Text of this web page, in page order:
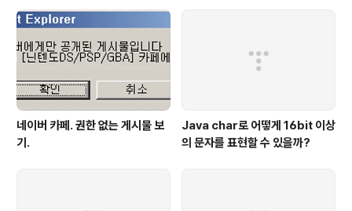
네이버 카페. 권한 없는 게시물 보
기.
Java char로 어떻게 16bit 이상
의 문자를 표현할 수 있을까?